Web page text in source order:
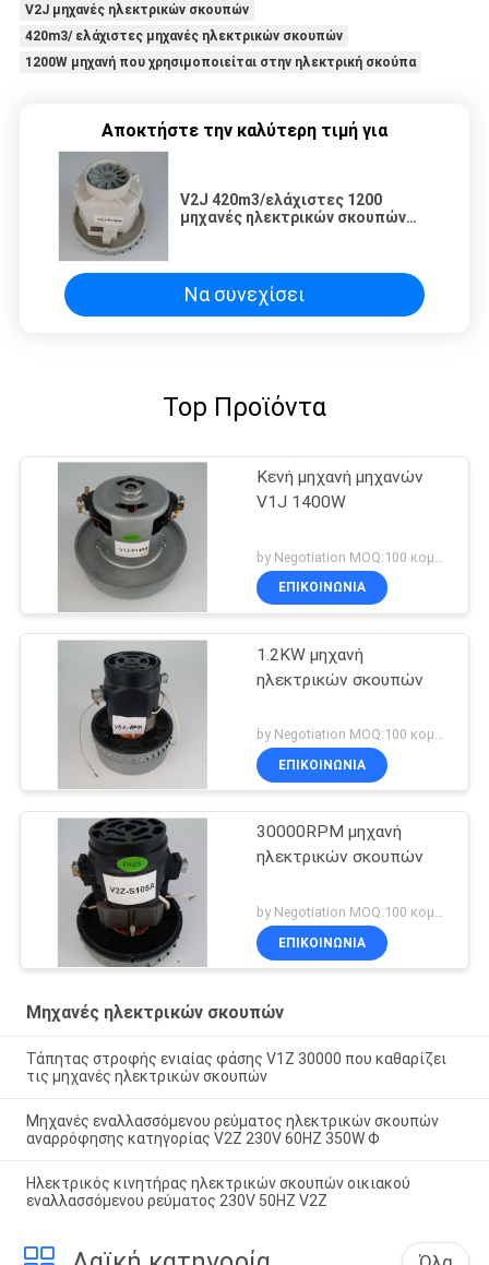
V2J μηχανές ηλεκτρικών σκουπών
420m3/ ελάχιστες μηχανές ηλεκτρικών σκουπών
1200W μηχανή που χρησιμοποιείται στην ηλεκτρική σκούπα
Αποκτήστε την καλύτερη τιμή για
V2J 420m3/ελάχιστες 1200
μηχανές ηλεκτρικών σκουπών
Να συνεχίσει
Top Προϊόντα
Κενή μηχανή μηχανών
V1J 1400W
ΕΠΙΚΟΙΝΩΝΊΑ
1.2KW μηχανή
ηλεκτρικών σκουπών
by Negotiation MOQ:100 κομμάτι/κομμάτια
ΕΠΙΚΟΙΝΩΝΊΑ
30000RPM μηχανή
ηλεκτρικών σκουπών
by Negotiation MOQ:100 κομμάτι/κομμάτια
ΕΠΙΚΟΙΝΩΝΊΑ
Μηχανές ηλεκτρικών σκουπών
Τάπητας στροφής ενιαίας φάσης V1Z 30000 που καθαρίζει
τις μηχανές ηλεκτρικών σκουπών
Μηχανές εναλλασσόμενου ρεύματος ηλεκτρικών σκουπών
αναρρόφησης κατηγορίας V2Z 230V 60HZ 350W Φ
Ηλεκτρικός κινητήρας ηλεκτρικών σκουπών οικιακού
εναλλασσόμενου ρεύματος 230V 50HZ V2Z